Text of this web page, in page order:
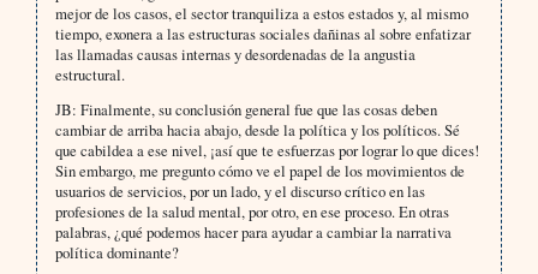
mejor de los casos, el sector tranquiliza a estos estados y, al mismo
tiempo, exonera a las estructuras sociales dañinas al sobre enfatizar
las llamadas causas internas y desordenadas de la angustia
estructural.
JB: Finalmente, su conclusión general fue que las cosas deben
cambiar de arriba hacia abajo, desde la política y los políticos. Sé
que cabildea a ese nivel, ¡así que te esfuerzas por lograr lo que dices!
Sin embargo, me pregunto cómo ve el papel de los movimientos de
usuarios de servicios, por un lado, y el discurso crítico en las
profesiones de la salud mental, por otro, en ese proceso. En otras
palabras, ¿qué podemos hacer para ayudar a cambiar la narrativa
política dominante?